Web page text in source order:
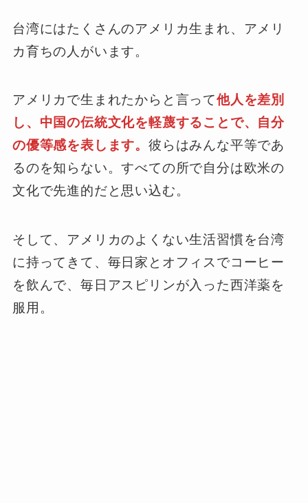
台湾にはたくさんのアメリカ生まれ、アメリ
カ育ちの人がいます。
アメリカで生まれたからと言って他人を差別
し、中国の伝統文化を軽蔑することで、自分
の優等感を表します。 彼らはみんな平等であ
るのを知らない。すべての所で自分は欧米の
文化で先進的だと思い込む。
そして、アメリカのよくない生活習慣を台湾
に持ってきて、毎日家とオフィスでコーヒー
を飲んで、毎日アスピリンが入った西洋薬を
服用。